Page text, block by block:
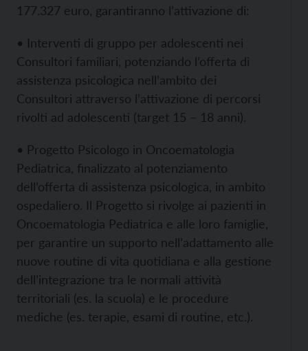
177.327 euro, garantiranno l’attivazione di:
• Interventi di gruppo per adolescenti nei
Consultori familiari, potenziando l’offerta di
assistenza psicologica nell’ambito dei
Consultori attraverso l’attivazione di percorsi
rivolti ad adolescenti (target 15 – 18 anni).
• Progetto Psicologo in Oncoematologia
Pediatrica, finalizzato al potenziamento
dell’offerta di assistenza psicologica, in ambito
ospedaliero. Il Progetto si rivolge ai pazienti in
Oncoematologia Pediatrica e alle loro famiglie,
per garantire un supporto nell’adattamento alle
nuove routine di vita quotidiana e alla gestione
dell’integrazione tra le normali attività
territoriali (es. la scuola) e le procedure
mediche (es. terapie, esami di routine, etc.).